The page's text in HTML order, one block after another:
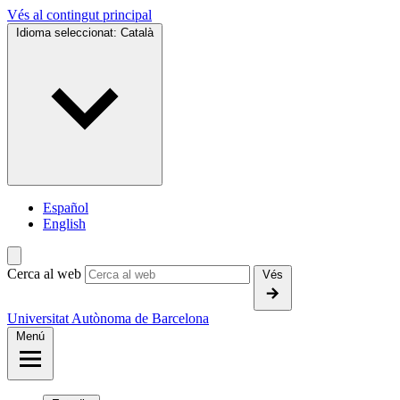
Vés al contingut principal
Idioma seleccionat: Català
Español
English
Cerca al web Vés
Universitat Autònoma de Barcelona
Menú